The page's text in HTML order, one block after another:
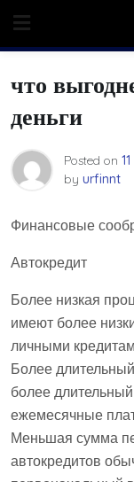
content
что
деньги
Posted on
by urfinnt
Финансовые
Автокредит
Более низкая
имеют более
личными
Более
более
ежемесячные
Меньшая сумма
автокредитов